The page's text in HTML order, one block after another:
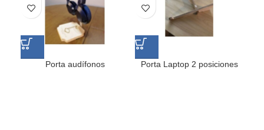
Porta audífonos Porta Laptop 2 posiciones